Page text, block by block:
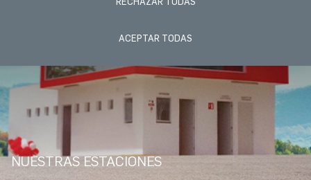
ACEPTAR TODAS
NUESTRAS ESTACIONES